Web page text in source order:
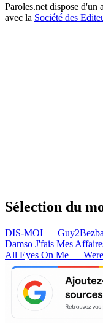
Paroles.net dispose d'un
avec la Société des
Sélection du
DIS-MOI —
Damso J'fais Mes
All Eyes On Me —